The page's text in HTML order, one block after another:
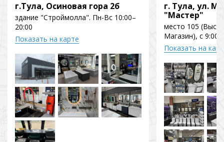
г.Тула, Осиновая гора 2б
здание "Строймолла". Пн-Вс 10:00–
20:00
Показать на карте
г. Тула, ул.
"Мастер"
место 105
Магазин), с 9:00
Показать на